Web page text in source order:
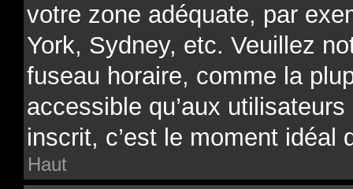
votre zone adéquate, par
York, Sydney, etc. Veuillez
fuseau horaire, comme la
accessible qu’aux
inscrit, c’est le moment idéal
Haut